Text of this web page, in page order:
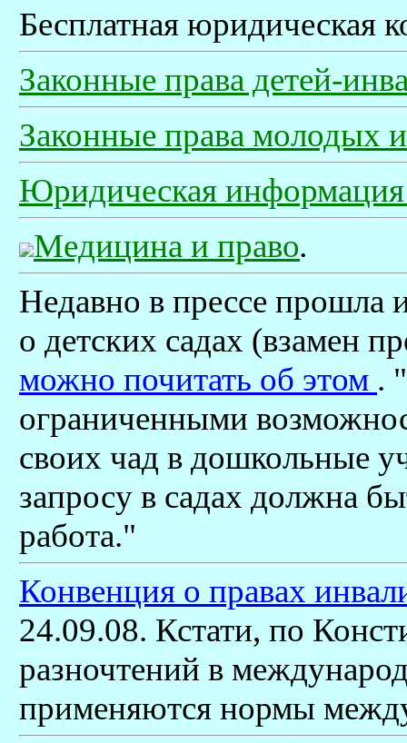
Бесплатная юридическая
Законные права детей-
Законные права молодых
Юридическая информация
Медицина и право.
Недавно в прессе
о детских садах (взамен
можно почитать об этом .
ограниченными
своих чад в дошкольные
запросу в садах должна
работа."
Конвенция о правах
24.09.08. Кстати, по
разночтений в
применяются нормы